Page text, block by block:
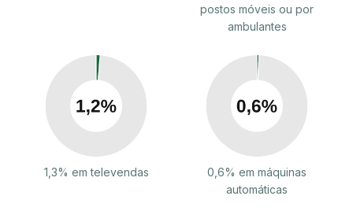
postos móveis ou por
ambulantes
1,3% em televendas
0,6% em máquinas
automáticas